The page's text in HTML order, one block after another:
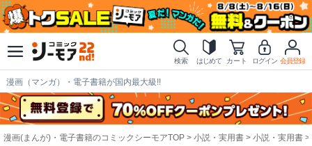
検索 はじめて カート ログイン 会員登録
漫画（マンガ）・電子書籍が国内最大級!!
漫画(まんが)・電子書籍のコミックシーモアTOP 小説・実用書 小説・実用書